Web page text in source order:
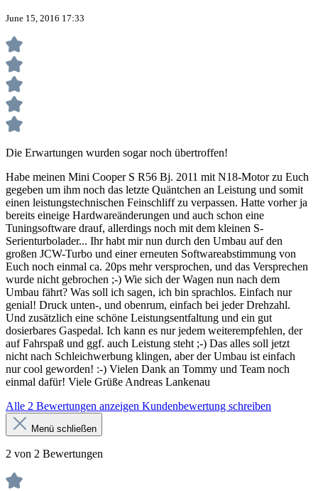
June 15, 2016 17:33
Die Erwartungen wurden sogar noch übertroffen!
Habe meinen Mini Cooper S R56 Bj. 2011 mit N18-Motor zu Euch
gegeben um ihm noch das letzte Quäntchen an Leistung und somit
einen leistungstechnischen Feinschliff zu verpassen. Hatte vorher ja
bereits eineige Hardwareänderungen und auch schon eine
Tuningsoftware drauf, allerdings noch mit dem kleinen S-
Serienturbolader... Ihr habt mir nun durch den Umbau auf den
großen JCW-Turbo und einer erneuten Softwareabstimmung von
Euch noch einmal ca. 20ps mehr versprochen, und das Versprechen
wurde nicht gebrochen ;-) Wie sich der Wagen nun nach dem
Umbau fährt? Was soll ich sagen, ich bin sprachlos. Einfach nur
genial! Druck unten-, und obenrum, einfach bei jeder Drehzahl.
Und zusätzlich eine schöne Leistungsentfaltung und ein gut
dosierbares Gaspedal. Ich kann es nur jedem weiterempfehlen, der
auf Fahrspaß und ggf. auch Leistung steht ;-) Das alles soll jetzt
nicht nach Schleichwerbung klingen, aber der Umbau ist einfach
nur cool geworden! :-) Vielen Dank an Tommy und Team noch
einmal dafür! Viele Grüße Andreas Lankenau
Alle 2 Bewertungen anzeigen Kundenbewertung schreiben
Menü schließen
2 von 2 Bewertungen